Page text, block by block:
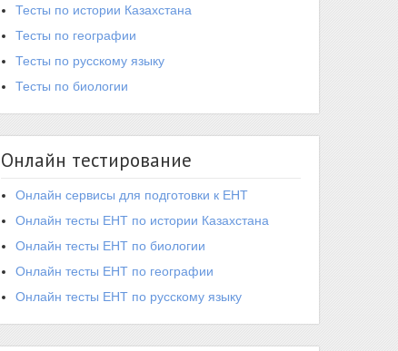
Тесты по истории Казахстана
Тесты по географии
Тесты по русскому языку
Тесты по биологии
Онлайн тестирование
Онлайн сервисы для подготовки к ЕНТ
Онлайн тесты ЕНТ по истории Казахстана
Онлайн тесты ЕНТ по биологии
Онлайн тесты ЕНТ по географии
Онлайн тесты ЕНТ по русскому языку